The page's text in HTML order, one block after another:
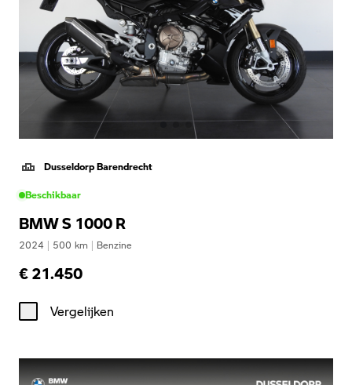
Dusseldorp Barendrecht
Beschikbaar
BMW S 1000 R
2024 | 500 km | Benzine
€ 21.450
Vergelijken